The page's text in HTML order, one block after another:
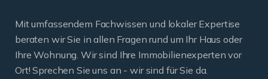
Mit umfassendem Fachwissen und lokaler Expertise
beraten wir Sie in allen Fragen rund um Ihr Haus oder
Ihre Wohnung. Wir sind Ihre Immobilienexperten vor
Ort! Sprechen Sie uns an - wir sind für Sie da.